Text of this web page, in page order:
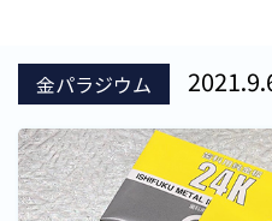
金パラジウム